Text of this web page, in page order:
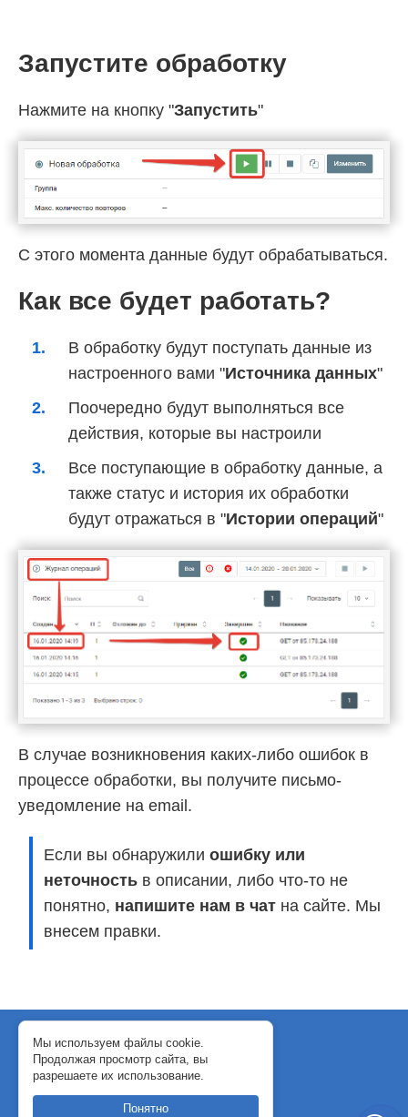
Запустите обработку
Нажмите на кнопку "Запустить"
С этого момента данные будут обрабатываться.
Как все будет работать?
В обработку будут поступать данные из
настроенного вами "Источника данных"
Поочередно будут выполняться все
действия, которые вы настроили
Все поступающие в обработку данные, а
также статус и история их обработки
будут отражаться в "Истории операций"
В случае возникновения каких-либо ошибок в
процессе обработки, вы получите письмо-
уведомление на email.
Если вы обнаружили ошибку или
неточность в описании, либо что-то не
понятно, напишите нам в чат на сайте. Мы
внесем правки.
© 2018-2024 WebJack
Политика конфиденциальности
Договор-оферта
Мы используем файлы cookie.
Продолжая просмотр сайта, вы
разрешаете их использование.
Понятно